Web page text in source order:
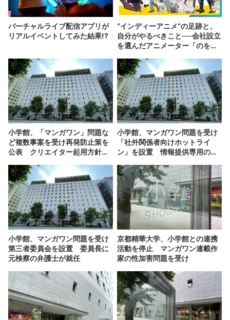
バーチャルライブ配信アプリが
リアルイベントしてみた結果!?
“インディーアニメ“の足跡と、
自分がやるべきこと──会社設立
を選んだアニメーター「のを
小学館、「マンガワン」問題な
ど複数事案を受け再発防止策を
公表 クリエイター起用方針も
小学館、マンガワン問題を受け
「社外関係者向けホットライ
ン」を設置 情報提供専用の窓
小学館、マンガワン問題を受け
第三者委員会を設置 委員長に
元検察の弁護士が就任
京都精華大学、小学館との連携
活動を停止 マンガワン連載作
家の性加害問題を受け